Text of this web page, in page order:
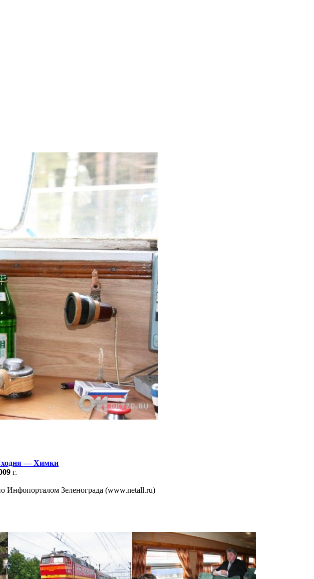
— Химки
г.
Инфопорталом Зеленограда (www.netall.ru)